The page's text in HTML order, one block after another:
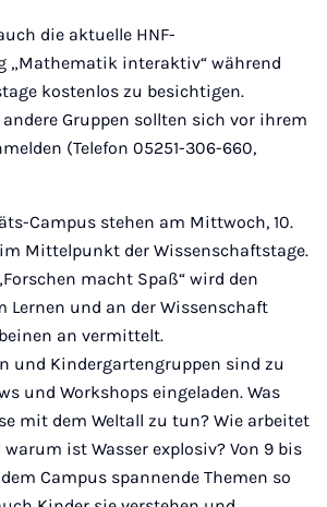
die aktuelle HNF-
„Mathematik interaktiv“ während
kostenlos zu besichtigen.
Gruppen sollten sich vor ihrem
(Telefon 05251-306-660,
Campus stehen am Mittwoch, 10.
Mittelpunkt der Wissenschaftstage.
macht Spaß“ wird den
Lernen und an der Wissenschaft
an vermittelt.
und Kindergartengruppen sind zu
und Workshops eingeladen. Was
mit dem Weltall zu tun? Wie arbeitet
ist Wasser explosiv? Von 9 bis
Campus spannende Themen so